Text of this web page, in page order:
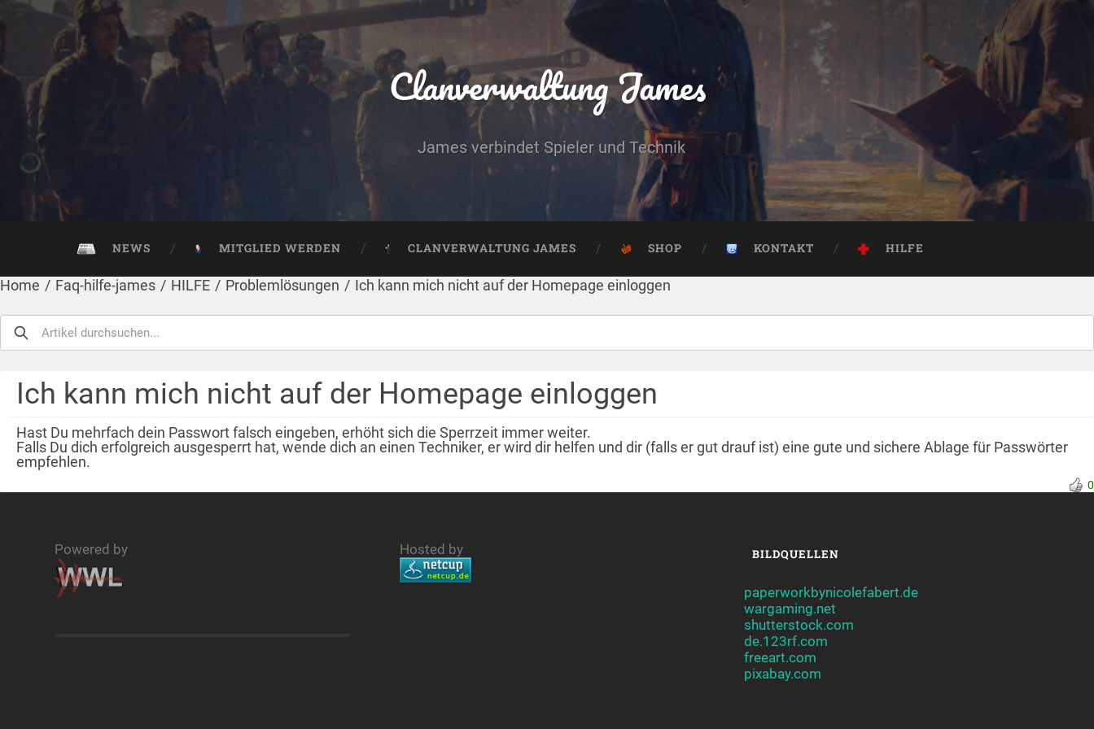
Clanverwaltung James
James verbindet Spieler und Technik
NEWS MITGLIED WERDEN CLANVERWALTUNG JAMES SHOP KONTAKT HILFE
Home / Faq-hilfe-james / HILFE / Problemlösungen / Ich kann mich nicht auf der Homepage einloggen
Ich kann mich nicht auf der Homepage einloggen
Hast Du mehrfach dein Passwort falsch eingeben, erhöht sich die Sperrzeit immer weiter.
Falls Du dich erfolgreich ausgesperrt hat, wende dich an einen Techniker, er wird dir helfen und dir (falls er gut drauf ist) eine gute und sichere Ablage für Passwörter
empfehlen.
0
Powered by Hosted by BILDQUELLEN
paperworkbynicolefabert.de
wargaming.net
shutterstock.com
de.123rf.com
freeart.com
pixabay.com